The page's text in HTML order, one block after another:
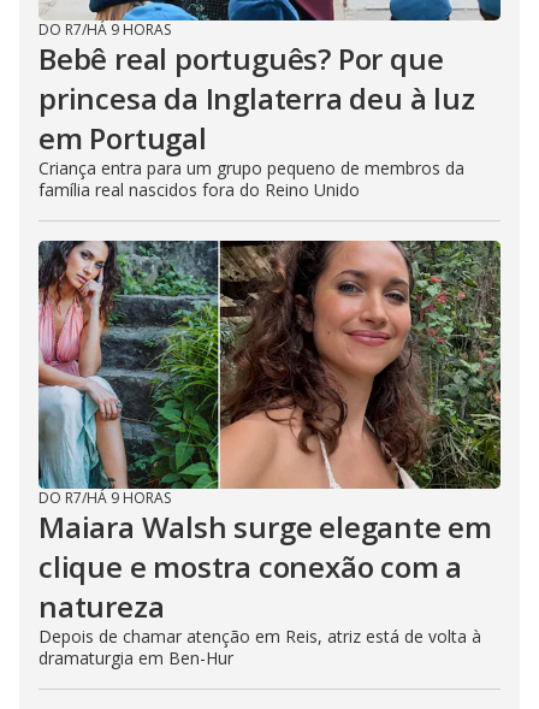
DO R7/HÁ 9 HORAS
Bebê real português? Por que
princesa da Inglaterra deu à luz
em Portugal
Criança entra para um grupo pequeno de membros da
família real nascidos fora do Reino Unido
DO R7/HÁ 9 HORAS
Maiara Walsh surge elegante em
clique e mostra conexão com a
natureza
Depois de chamar atenção em Reis, atriz está de volta à
dramaturgia em Ben-Hur